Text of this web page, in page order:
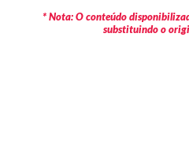
* Nota: O conteúdo
substituindo o